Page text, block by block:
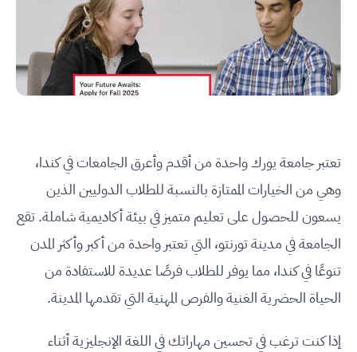
تعتبر جامعة يورك واحدة من أقدم وأعرق الجامعات في كندا،
وهي من الخيارات الممتازة بالنسبة للطلاب الدوليين الذين
يسعون للحصول على تعليم متميز في بيئة أكاديمية شاملة. تقع
الجامعة في مدينة تورنتو، التي تعتبر واحدة من أكبر وأكثر المدن
تنوعًا في كندا، مما يوفر للطلاب فرصًا عديدة للاستفادة من
الحياة الحضرية الغنية والفرص المهنية التي تقدمها المدينة.
إذا كنت ترغب في تحسين مهاراتك في اللغة الإنجليزية أثناء